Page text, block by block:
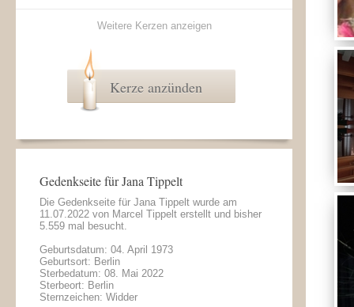
Weitere Kerzen anzeigen
Kerze anzünden
Gedenkseite für Jana Tippelt
Die Gedenkseite für Jana Tippelt wurde am
11.07.2022 von Marcel Tippelt erstellt und bisher
5.559 mal besucht.
Geburtsdatum: 04. April 1973
Geburtsort: Berlin
Sterbedatum: 08. Mai 2022
Sterbeort: Berlin
Sternzeichen: Widder